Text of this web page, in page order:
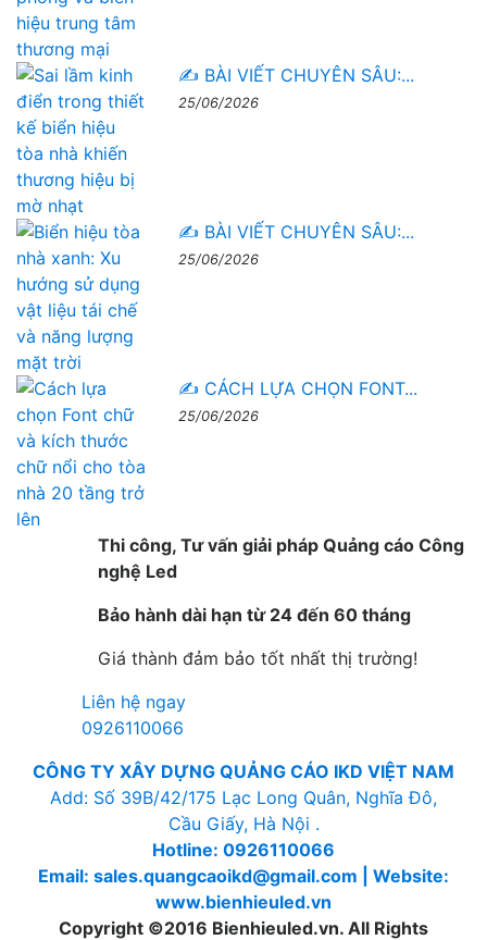
✍️ BÀI VIẾT CHUYÊN SÂU:...
25/06/2026
✍️ BÀI VIẾT CHUYÊN SÂU:...
25/06/2026
✍️ CÁCH LỰA CHỌN FONT...
25/06/2026
Thi công, Tư vấn giải pháp Quảng cáo Công
nghệ Led
Bảo hành dài hạn từ 24 đến 60 tháng
Giá thành đảm bảo tốt nhất thị trường!
Liên hệ ngay
0926110066
CÔNG TY XÂY DỰNG QUẢNG CÁO IKD VIỆT NAM
Add: Số 39B/42/175 Lạc Long Quân, Nghĩa Đô,
Cầu Giấy, Hà Nội .
Hotline: 0926110066
Email: sales.quangcaoikd@gmail.com | Website:
www.bienhieuled.vn
Copyright ©2016 Bienhieuled.vn. All Rights